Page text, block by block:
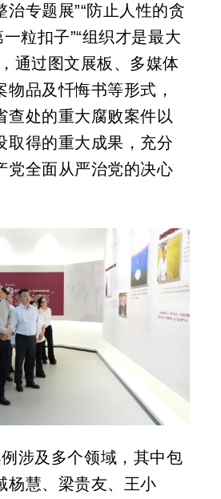
治专题展”“防止人性的贪
粒扣子”“组织才是最大
通过图文展板、多媒体
物品及忏悔书等形式，
查处的重大腐败案件以
取得的重大成果，充分
党全面从严治党的决心
涉及多个领域，其中包
杨慧、梁贵友、王小